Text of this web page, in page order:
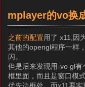
mplayer的vo换
之前的配置用了 x11,因
其他的opengl程序一样
闪。
但是后来发现用-vo gl有
框里面，而且是窗口模
优先边框处。而x11要